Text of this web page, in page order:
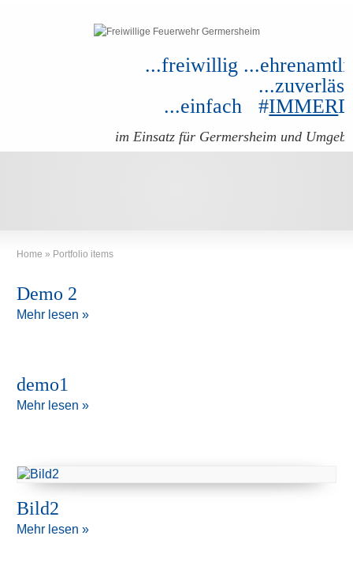
...freiwillig
...einfach #IMMER
im Einsatz für Germersheim und
Home » Portfolio items
Demo 2
Mehr lesen »
demo1
Mehr lesen »
Bild2
Mehr lesen »